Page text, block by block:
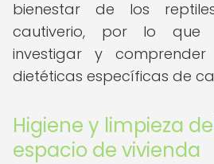
bienestar de los
cautiverio, por lo que
investigar y comprender
dietéticas específicas de
Higiene y limpieza
espacio de vivienda